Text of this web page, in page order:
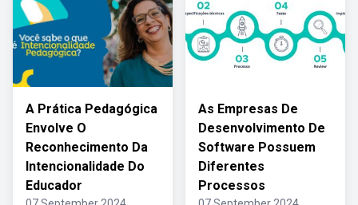
A Prática Pedagógica
Envolve O
Reconhecimento Da
Intencionalidade Do
Educador
As Empresas De
Desenvolvimento De
Software Possuem
Diferentes
Processos